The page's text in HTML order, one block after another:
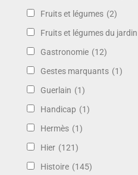
Fruits et légumes (2)
Fruits et légumes du jardin
Gastronomie (12)
Gestes marquants (1)
Guerlain (1)
Handicap (1)
Hermès (1)
Hier (121)
Histoire (145)